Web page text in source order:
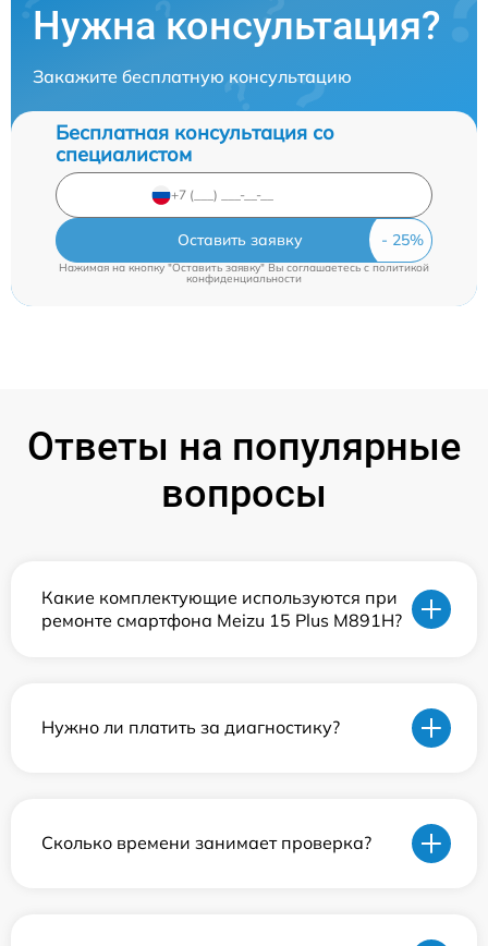
Нужна консультация?
Закажите бесплатную консультацию
Бесплатная консультация со
специалистом
Оставить заявку
Нажимая на кнопку "Оставить заявку" Вы соглашаетесь cполитикой
конфиденциальности
Ответы на популярные
вопросы
Какие комплектующие используются при
ремонте смартфона Meizu 15 Plus M891H?
Нужно ли платить за диагностику?
Сколько времени занимает проверка?